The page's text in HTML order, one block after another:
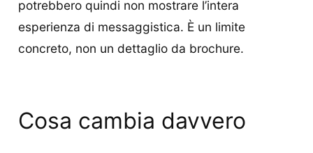
potrebbero quindi non mostrare l’intera
esperienza di messaggistica. È un limite
concreto, non un dettaglio da brochure.
Cosa cambia davvero